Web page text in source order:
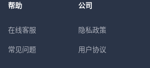
帮助
在线客服
常见问题
公司
隐私政策
用户协议